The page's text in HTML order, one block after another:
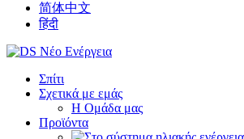
简体中文
हिंदी
Σπίτι
Σχετικά με εμάς
Η Ομάδα μας
Προϊόντα